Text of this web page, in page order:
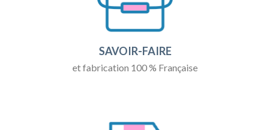
SAVOIR-FAIRE
et fabrication 100 % Française